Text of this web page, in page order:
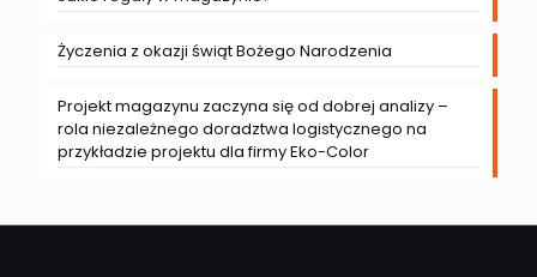
Życzenia z okazji świąt Bożego Narodzenia
Projekt magazynu zaczyna się od dobrej analizy –
rola niezależnego doradztwa logistycznego na
przykładzie projektu dla firmy Eko-Color